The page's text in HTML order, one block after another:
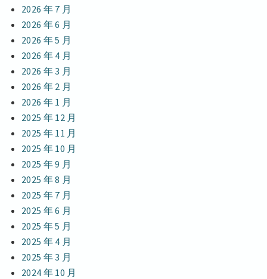
2026 年 7 月
2026 年 6 月
2026 年 5 月
2026 年 4 月
2026 年 3 月
2026 年 2 月
2026 年 1 月
2025 年 12 月
2025 年 11 月
2025 年 10 月
2025 年 9 月
2025 年 8 月
2025 年 7 月
2025 年 6 月
2025 年 5 月
2025 年 4 月
2025 年 3 月
2024 年 10 月